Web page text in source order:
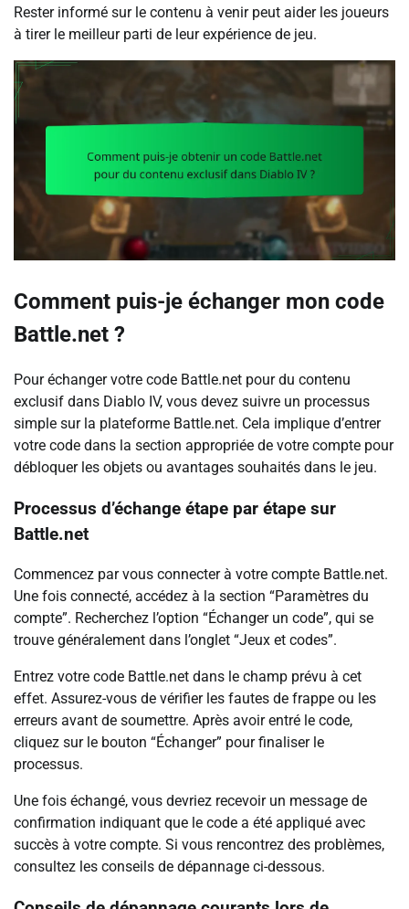
Rester informé sur le contenu à venir peut aider les joueurs
à tirer le meilleur parti de leur expérience de jeu.
Comment puis-je échanger mon code
Battle.net ?
Pour échanger votre code Battle.net pour du contenu
exclusif dans Diablo IV, vous devez suivre un processus
simple sur la plateforme Battle.net. Cela implique d’entrer
votre code dans la section appropriée de votre compte pour
débloquer les objets ou avantages souhaités dans le jeu.
Processus d’échange étape par étape sur
Battle.net
Commencez par vous connecter à votre compte Battle.net.
Une fois connecté, accédez à la section “Paramètres du
compte”. Recherchez l’option “Échanger un code”, qui se
trouve généralement dans l’onglet “Jeux et codes”.
Entrez votre code Battle.net dans le champ prévu à cet
effet. Assurez-vous de vérifier les fautes de frappe ou les
erreurs avant de soumettre. Après avoir entré le code,
cliquez sur le bouton “Échanger” pour finaliser le
processus.
Une fois échangé, vous devriez recevoir un message de
confirmation indiquant que le code a été appliqué avec
succès à votre compte. Si vous rencontrez des problèmes,
consultez les conseils de dépannage ci-dessous.